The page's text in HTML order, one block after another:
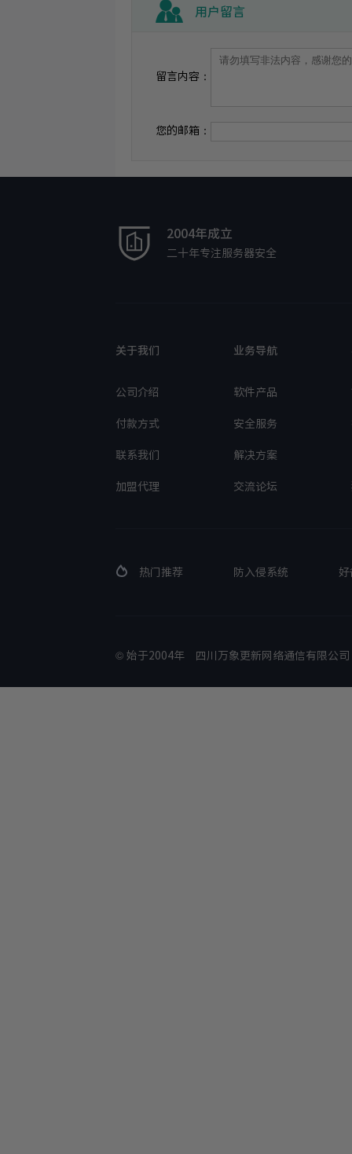
用户留言
留言内容：
您的邮箱：
2004年成立
二十年专注服务器安全
关于我们
公司介绍
付款方式
联系我们
加盟代理
业务导航
软件产品
安全服务
解决方案
交流论坛
热门推荐 防入侵系统 好
© 始于2004年 四川万象更新网络通信有限公司